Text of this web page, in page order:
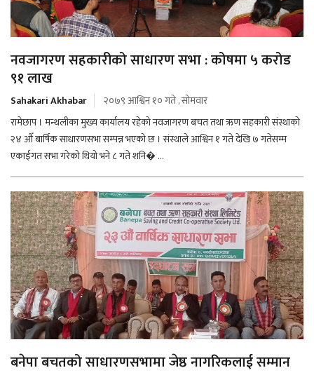
नवजागरण सहकारीको साधारण सभा : कोषमा ५ करोड
९१ लाख
Sahakari Akhabar
२०७९ आश्विन १० गते , सोमवार
रामेछाप । मन्थलीका मुख्य कार्यालय रहेको नवजागरण बचत तथा ऋण सहकारी संस्थाको
२४ औँ बार्षिक साधारणसभा सम्पन्न भएको छ । संस्थाले आश्विन १ गते देखि ७ गतेसम्म
एकाईगत सभा गरेको थियो भने ८ गते शनि� ...
बनेपा बचतको साधारणसभामा जेष्ठ नागरिकलाई सम्मान